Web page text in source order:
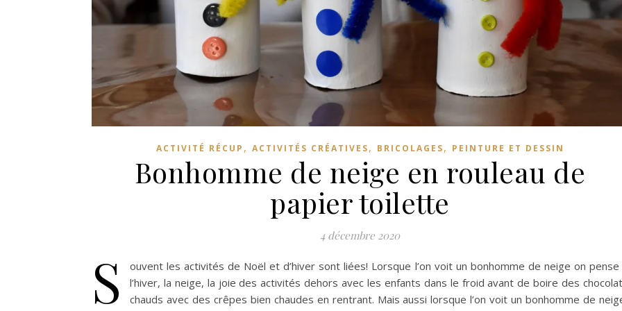
ACTIVITÉ RÉCUP , ACTIVITÉS CRÉATIVES, BRICOLAGES, PEINTURE ET DESSIN
Bonhomme de neige en rouleau de
papier toilette
4 décembre 2020
S
ouvent les activités de Noël et d’hiver sont liées! Lorsque l’on voit un bonhomme de neige on pense
l’hiver, la neige, la joie des activités dehors avec les enfants dans le froid avant de boire des
chauds avec des crêpes bien chaudes en rentrant. Mais aussi lorsque l’on voit un bonhomme de